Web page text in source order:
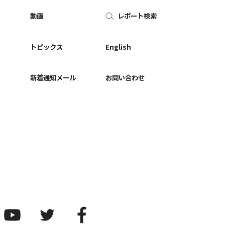
動画
トピックス
新着通知メール
レポート検索
English
お問い合わせ